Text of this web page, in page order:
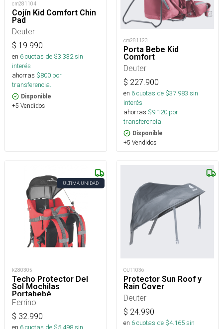
cm281104
Cojín Kid Comfort Chin
Pad
Deuter
$ 19.990
en 6cuotas de $3.332sin
interés
ahorras $800 por
transferencia.
Disponible
+5 Vendidos
cm281123
Porta Bebe Kid
Comfort
Deuter
$ 227.900
en 6cuotas de $37.983 sin
interés
ahorras $9.120 por
transferencia.
Disponible
+5 Vendidos
ÚLTIMA UNIDAD
k280305
Techo Protector Del
Sol Mochilas
Portabebé
Ferrino
$ 32.990
en 6cuotas de $5.498sin
OUT1036
Protector Sun Roof y
Rain Cover
Deuter
$ 24.990
en 6cuotas de $4.165sin